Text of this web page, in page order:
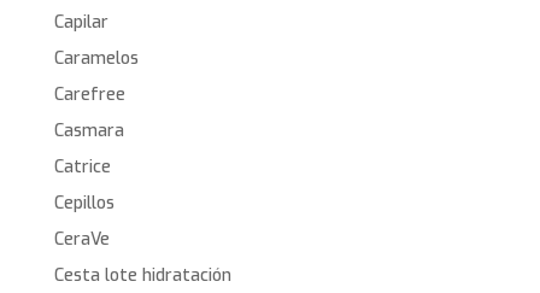
Capilar
Caramelos
Carefree
Casmara
Catrice
Cepillos
CeraVe
Cesta lote hidratación